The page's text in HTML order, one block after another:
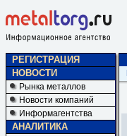
РЕГИСТРАЦИЯ
НОВОСТИ
Рынка металлов
Новости компаний
Информагентства
АНАЛИТИКА